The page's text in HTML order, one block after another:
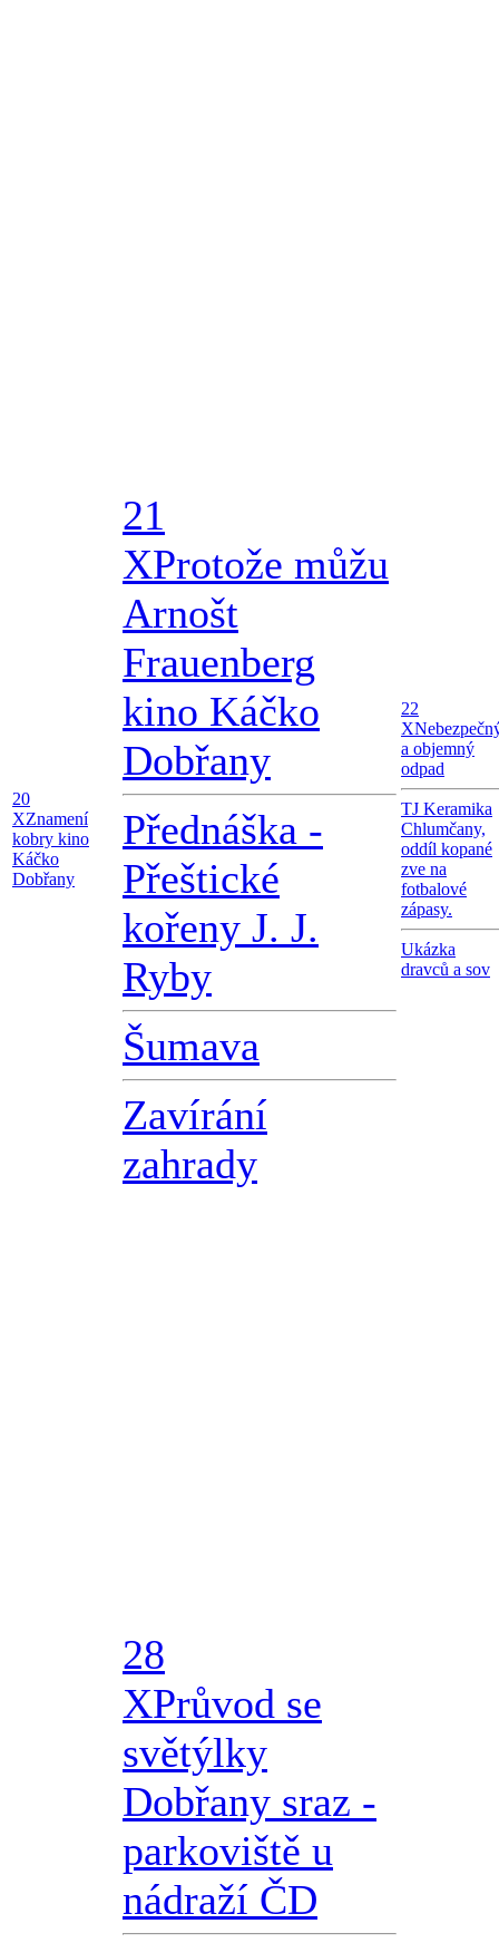
20
XZnamení
kobry kino
Káčko
Dobřany
21
XProtože můžu
Arnošt
Frauenberg
kino Káčko
Dobřany
Přednáška -
Přeštické
kořeny J. J.
Ryby
Šumava
Zavírání
zahrady
22
X
a objemný
odpad
TJ Keramika
Chlumčany,
oddíl kopané
zve na
fotbalové
zápasy.
Ukázka
dravců a sov
28
XPrůvod se
světýlky
Dobřany sraz -
parkoviště u
nádraží ČD